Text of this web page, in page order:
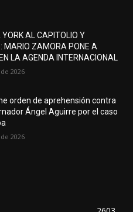
YORK AL CAPITOLIO Y
MARIO ZAMORA PONE A
LA AGENDA INTERNACIONAL
2026
orden de aprehensión contra
Ángel Aguirre por el caso
2026